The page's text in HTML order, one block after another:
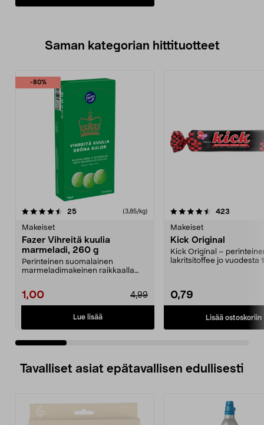
Saman kategorian hittituotteet
-80%
25arvostelut (3,85/kg)
Makeiset
Fazer Vihreitä kuulia
marmeladi, 260 g
Perinteinen suomalainen
marmeladimakeinen raikkaalla
1,00 4,99
Lue lisää
4.5 viidestä
423
Makeiset
Kick Original
Kick Original –
lakritsitoffee jo vuodesta
0,79
Lisää ostoskoriin
4.5 viidestä
Tavalliset asiat epätavallisen edullisesti